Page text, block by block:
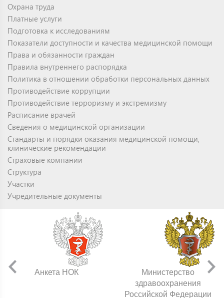
Охрана труда
Платные услуги
Подготовка к исследованиям
Показатели доступности и качества медицинской помощи
Права и обязанности граждан
Правила внутреннего распорядка
Политика в отношении обработки персональных данных
Противодействие коррупции
Противодействие терроризму и экстремизму
Расписание врачей
Сведения о медицинской организации
Стандарты и порядки оказания медицинской помощи,
клинические рекомендации
Страховые компании
Структура
Участки
Учредительные документы
Анкета НОК
Министерство
здравоохранения
Российской Федерации